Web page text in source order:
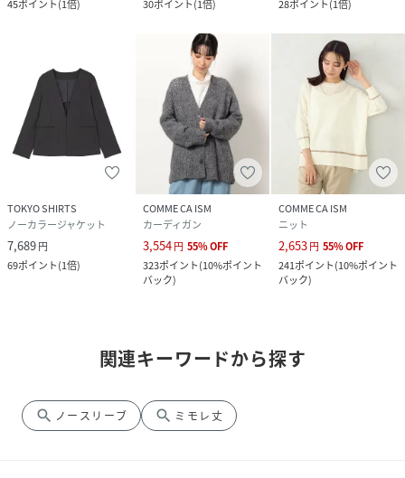
45ポイント(1倍) 30ポイント(1倍) 28ポイント(1倍)
TOKYO SHIRTS
ノーカラージャケット
7,689円
69ポイント(1倍)
COMME CA ISM
カーディガン
3,554円 55%OFF
323ポイント(10%ポイント
バック)
COMME CA ISM
ニット
2,653円 55%OFF
241ポイント(10%ポイント
バック)
関連キーワードから探す
search ノースリーブ search ミモレ丈